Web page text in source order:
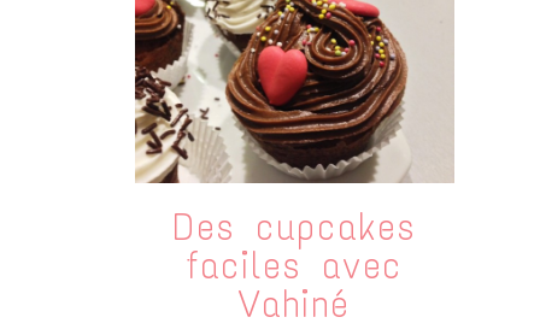
Des cupcakes
faciles avec
Vahiné